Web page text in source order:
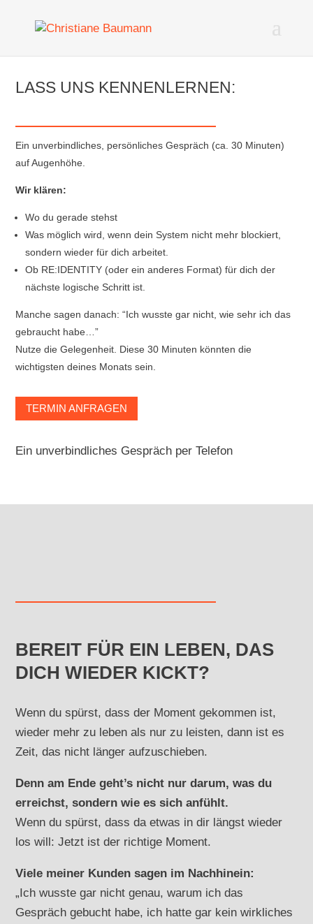
LASS UNS KENNENLERNEN:
Ein unverbindliches, persönliches Gespräch (ca. 30 Minuten)
auf Augenhöhe.
Wir klären:
Wo du gerade stehst
Was möglich wird, wenn dein System nicht mehr blockiert,
sondern wieder für dich arbeitet.
Ob RE:IDENTITY (oder ein anderes Format) für dich der
nächste logische Schritt ist.
Manche sagen danach: “Ich wusste gar nicht, wie sehr ich das
gebraucht habe…”
Nutze die Gelegenheit. Diese 30 Minuten könnten die
wichtigsten deines Monats sein.
TERMIN ANFRAGEN
Ein unverbindliches Gespräch per Telefon
BEREIT FÜR EIN LEBEN, DAS
DICH WIEDER KICKT?
Wenn du spürst, dass der Moment gekommen ist,
wieder mehr zu leben als nur zu leisten, dann ist es
Zeit, das nicht länger aufzuschieben.
Denn am Ende geht’s nicht nur darum, was du
erreichst, sondern wie es sich anfühlt.
Wenn du spürst, dass da etwas in dir längst wieder
los will: Jetzt ist der richtige Moment.
Viele meiner Kunden sagen im Nachhinein:
„Ich wusste gar nicht genau, warum ich das
Gespräch gebucht habe, ich hatte gar kein wirkliches